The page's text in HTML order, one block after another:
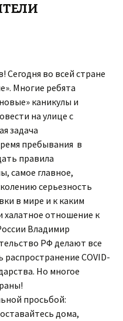
Сегодня во всей стране
Многие ребята
каникулы и
на улице с
задача
пребывания в
правила
самое главное,
серьезность
в мире и к каким
халатное отношение к
Владимир
РФ делают все
COVID-
Но многое
просьбой:
дома,